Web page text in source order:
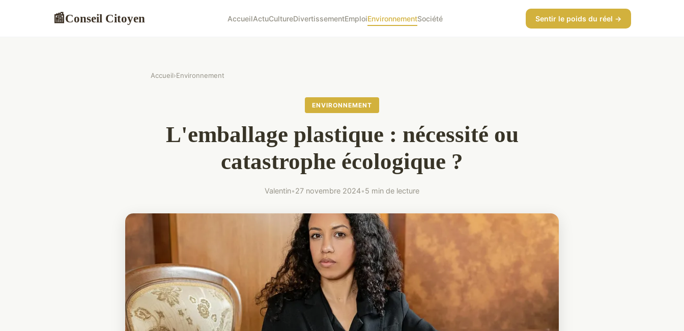
📰Conseil Citoyen AccueilActuCultureDivertissementEmploiEnvironnementSociété Sentir le poids du réel →
Accueil›Environnement
ENVIRONNEMENT
L'emballage plastique : nécessité ou
catastrophe écologique ?
Valentin•27 novembre 2024•5 min de lecture